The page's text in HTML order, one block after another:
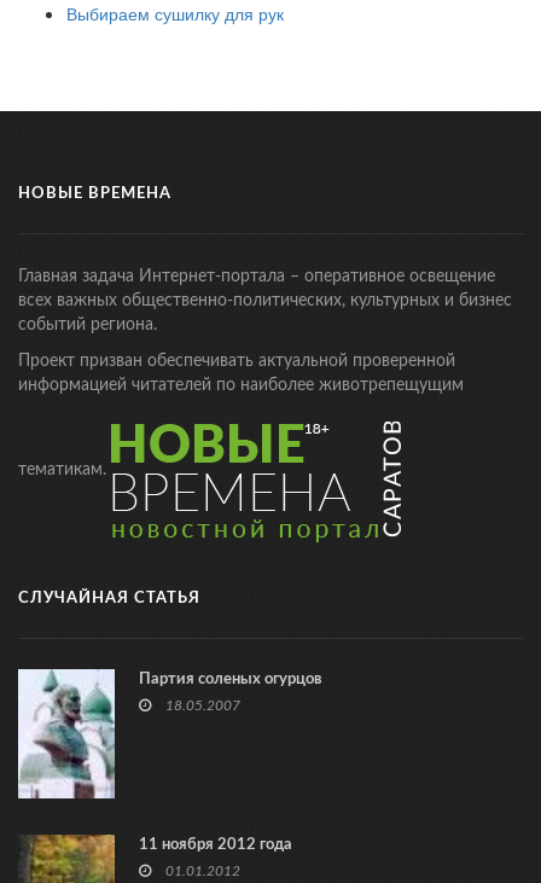
Выбираем сушилку для рук
НОВЫЕ ВРЕМЕНА
Главная задача Интернет-портала – оперативное освещение
всех важных общественно-политических, культурных и бизнес
событий региона.
Проект призван обеспечивать актуальной проверенной
информацией читателей по наиболее животрепещущим
тематикам.
СЛУЧАЙНАЯ СТАТЬЯ
Партия соленых огурцов
18.05.2007
11 ноября 2012 года
01.01.2012